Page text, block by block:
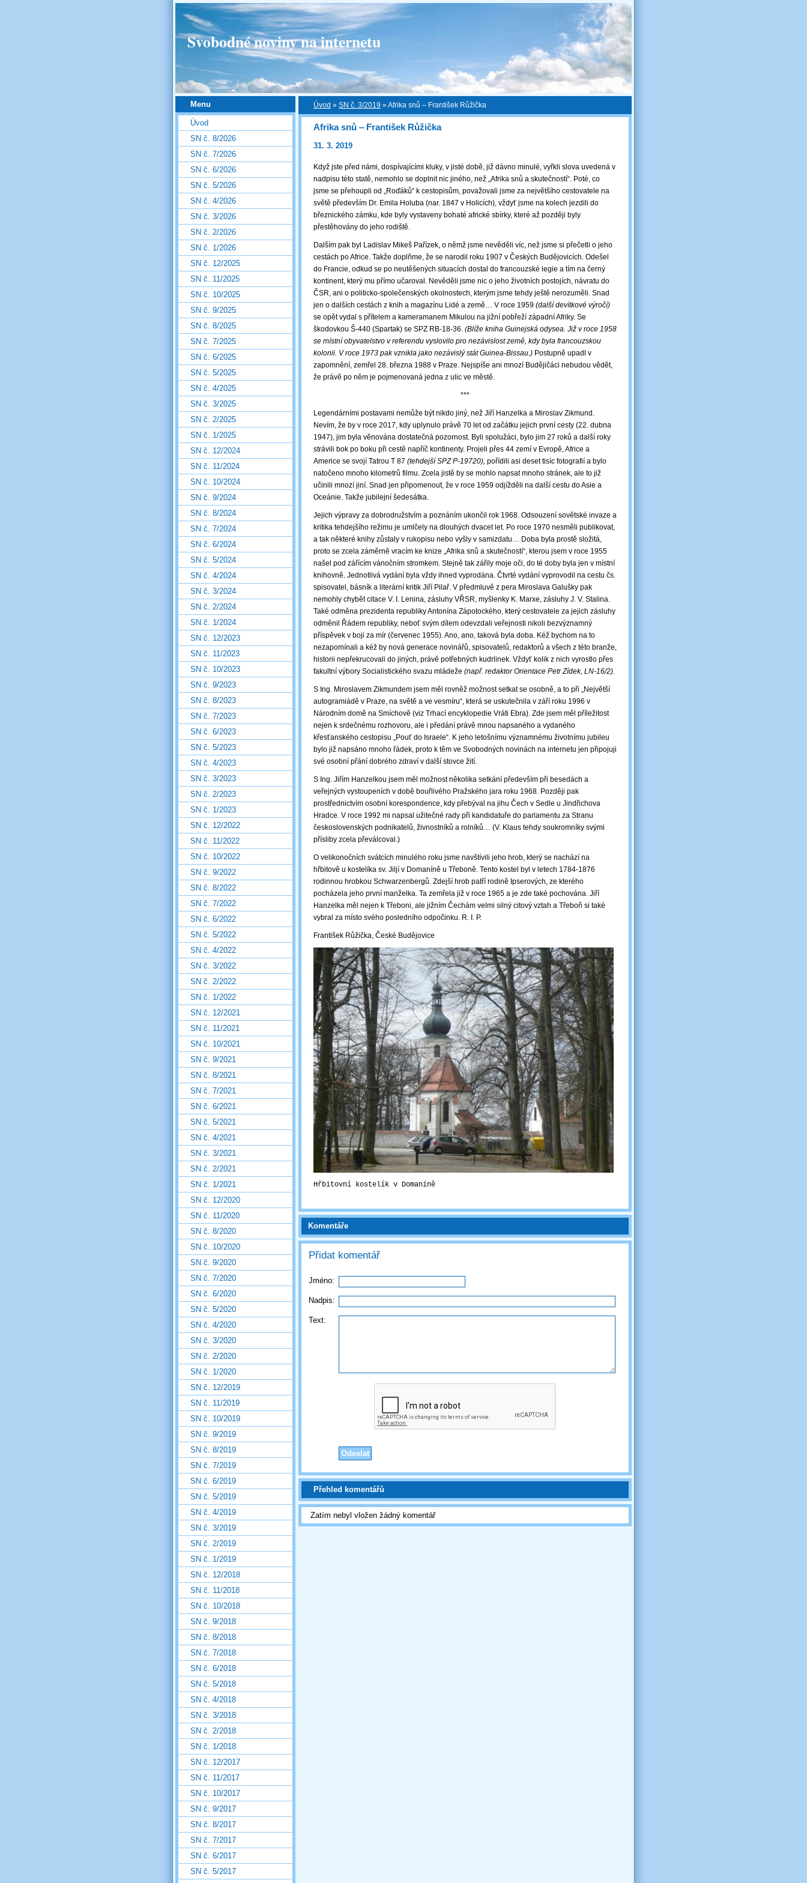
Svobodné noviny na internetu
Úvod » SN č. 3/2019 »Afrika snů ‒ František Růžička
Afrika snů ‒ František Růžička
31. 3. 2019
Když jste před námi, dospívajícími kluky, v jisté době, již dávno minulé, vyřkli slova uvedená v
nadpisu této statě, nemohlo se doplnit nic jiného, než „Afrika snů a skutečností“. Poté, co
jsme se přehoupli od „Roďáků“ k cestopisům, považovali jsme za největšího cestovatele na
světě především Dr. Emila Holuba (nar. 1847 v Holicích), vždyť jsme na kolech jezdili do
březnického zámku, kde byly vystaveny bohaté africké sbírky, které až později byly
přestěhovány do jeho rodiště.
Dalším pak byl Ladislav Mikeš Pařízek, o němž jsme nevěděli víc, než jsme si přečetli o jeho
cestách po Africe. Takže doplňme, že se narodil roku 1907 v Českých Budějovicích. Odešel
do Francie, odkud se po neutěšených situacích dostal do francouzské legie a tím na černý
kontinent, který mu přímo učaroval. Nevěděli jsme nic o jeho životních postojích, návratu do
ČSR, ani o politicko-společenských okolnostech, kterým jsme tehdy ještě nerozuměli. Snad
jen o dalších cestách z knih a magazínu Lidé a země… V roce 1959 (další devítkové výročí)
se opět vydal s přítelem a kameramanem Mikulou na jižní pobřeží západní Afriky. Se
škodovkou Š-440 (Spartak) se SPZ RB-18-36. (Blíže kniha Guinejská odysea. Již v roce 1958
se místní obyvatelstvo v referendu vyslovilo pro nezávislost země, kdy byla francouzskou
kolonii. V roce 1973 pak vznikla jako nezávislý stát Guinea-Bissau.) Postupně upadl v
zapomnění, zemřel 28. března 1988 v Praze. Nejspíše ani mnozí Budějičáci nebudou vědět,
že právě po něm je pojmenovaná jedna z ulic ve městě.
***
Legendárními postavami nemůže být nikdo jiný, než Jiří Hanzelka a Miroslav Zikmund.
Nevím, že by v roce 2017, kdy uplynulo právě 70 let od začátku jejich první cesty (22. dubna
1947), jim byla věnována dostatečná pozornost. Byli spolužáci, bylo jim 27 roků a další roky
strávili bok po boku při cestě napříč kontinenty. Projeli přes 44 zemí v Evropě, Africe a
Americe se svojí Tatrou T 87 (tehdejší SPZ P-19720), pořídili asi deset tisíc fotografií a bylo
natočeno mnoho kilometrů filmu. Zcela jistě by se mohlo napsat mnoho stránek, ale to již
učinili mnozí jiní. Snad jen připomenout, že v roce 1959 odjížděli na další cestu do Asie a
Oceánie. Takže jubilejní šedesátka.
Jejich výpravy za dobrodružstvím a poznáním ukončil rok 1968. Odsouzení sovětské invaze a
kritika tehdejšího režimu je umlčely na dlouhých dvacet let. Po roce 1970 nesměli publikovat,
a tak některé knihy zůstaly v rukopisu nebo vyšly v samizdatu… Doba byla prostě složitá,
proto se zcela záměrně vracím ke knize „Afrika snů a skutečností“, kterou jsem v roce 1955
našel pod zářícím vánočním stromkem. Stejně tak zářily moje oči, do té doby byla jen v místní
knihovně. Jednotlivá vydání byla vždy ihned vyprodána. Čtvrté vydání vyprovodil na cestu čs.
spisovatel, básník a literární kritik Jiří Pilař. V předmluvě z pera Miroslava Galušky pak
nemohly chybět citace V. I. Lenina, zásluhy VŘSR, myšlenky K. Marxe, zásluhy J. V. Stalina.
Také odměna prezidenta republiky Antonína Zápotockého, který cestovatele za jejich zásluhy
odměnil Řádem republiky, neboť svým dílem odevzdali veřejnosti nikoli bezvýznamný
příspěvek v boji za mír (červenec 1955). Ano, ano, taková byla doba. Kéž bychom na to
nezapomínali a kéž by nová generace novinářů, spisovatelů, redaktorů a všech z této branže,
historii nepřekrucovali do jiných, právě potřebných kudrlinek. Vždyť kolik z nich vyrostlo přes
fakultní výbory Socialistického svazu mládeže (např. redaktor Orientace Petr Zídek, LN-16/2).
S Ing. Miroslavem Zikmundem jsem měl rovněž možnost setkat se osobně, a to při „Největší
autogramiádě v Praze, na světě a ve vesmíru“, která se uskutečnila v září roku 1996 v
Národním domě na Smíchově (viz Trhací encyklopedie Vráti Ebra). Zde jsem měl příležitost
nejen k srdečnému rozhovoru, ale i předání právě mnou napsaného a vydaného
křesťanského cestopisu „Pouť do Israele“. K jeho letošnímu významnému životnímu jubileu
bylo již napsáno mnoho řádek, proto k těm ve Svobodných novinách na internetu jen připojuji
své osobní přání dobrého zdraví v další stovce žití.
S Ing. Jiřím Hanzelkou jsem měl možnost několika setkání především při besedách a
veřejných vystoupeních v době bouřlivého Pražského jara roku 1968. Později pak
prostřednictvím osobní korespondence, kdy přebýval na jihu Čech v Sedle u Jindřichova
Hradce. V roce 1992 mi napsal užitečné rady při kandidatuře do parlamentu za Stranu
československých podnikatelů, živnostníků a rolníků… (V. Klaus tehdy soukromníky svými
přísliby zcela převálcoval.)
O velikonočních svátcích minulého roku jsme navštívili jeho hrob, který se nachází na
hřbitově u kostelíka sv. Jiljí v Domaníně u Třeboně. Tento kostel byl v letech 1784-1876
rodinnou hrobkou Schwarzenbergů. Zdejší hrob patří rodině Ipserových, ze kterého
pocházela jeho první manželka. Ta zemřela již v roce 1965 a je zde také pochována. Jiří
Hanzelka měl nejen k Třeboni, ale jižním Čechám velmi silný citový vztah a Třeboň si také
vybral za místo svého posledního odpočinku. R. I. P.
František Růžička, České Budějovice
Hřbitovní kostelík v Domaníně
Komentáře
Přidat komentář
Jméno:
Nadpis:
Text:
Přehled komentářů
Zatím nebyl vložen žádný komentář
Menu
Úvod
SN č. 8/2026
SN č. 7/2026
SN č. 6/2026
SN č. 5/2026
SN č. 4/2026
SN č. 3/2026
SN č. 2/2026
SN č. 1/2026
SN č. 12/2025
SN č. 11/2025
SN č. 10/2025
SN č. 9/2025
SN č. 8/2025
SN č. 7/2025
SN č. 6/2025
SN č. 5/2025
SN č. 4/2025
SN č. 3/2025
SN č. 2/2025
SN č. 1/2025
SN č. 12/2024
SN č. 11/2024
SN č. 10/2024
SN č. 9/2024
SN č. 8/2024
SN č. 7/2024
SN č. 6/2024
SN č. 5/2024
SN č. 4/2024
SN č. 3/2024
SN č. 2/2024
SN č. 1/2024
SN č. 12/2023
SN č. 11/2023
SN č. 10/2023
SN č. 9/2023
SN č. 8/2023
SN č. 7/2023
SN č. 6/2023
SN č. 5/2023
SN č. 4/2023
SN č. 3/2023
SN č. 2/2023
SN č. 1/2023
SN č. 12/2022
SN č. 11/2022
SN č. 10/2022
SN č. 9/2022
SN č. 8/2022
SN č. 7/2022
SN č. 6/2022
SN č. 5/2022
SN č. 4/2022
SN č. 3/2022
SN č. 2/2022
SN č. 1/2022
SN č. 12/2021
SN č. 11/2021
SN č. 10/2021
SN č. 9/2021
SN č. 8/2021
SN č. 7/2021
SN č. 6/2021
SN č. 5/2021
SN č. 4/2021
SN č. 3/2021
SN č. 2/2021
SN č. 1/2021
SN č. 12/2020
SN č. 11/2020
SN č. 8/2020
SN č. 10/2020
SN č. 9/2020
SN č. 7/2020
SN č. 6/2020
SN č. 5/2020
SN č. 4/2020
SN č. 3/2020
SN č. 2/2020
SN č. 1/2020
SN č. 12/2019
SN č. 11/2019
SN č. 10/2019
SN č. 9/2019
SN č. 8/2019
SN č. 7/2019
SN č. 6/2019
SN č. 5/2019
SN č. 4/2019
SN č. 3/2019
SN č. 2/2019
SN č. 1/2019
SN č. 12/2018
SN č. 11/2018
SN č. 10/2018
SN č. 9/2018
SN č. 8/2018
SN č. 7/2018
SN č. 6/2018
SN č. 5/2018
SN č. 4/2018
SN č. 3/2018
SN č. 2/2018
SN č. 1/2018
SN č. 12/2017
SN č. 11/2017
SN č. 10/2017
SN č. 9/2017
SN č. 8/2017
SN č. 7/2017
SN č. 6/2017
SN č. 5/2017